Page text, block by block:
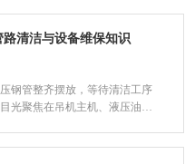
清洁与设备维保知识
钢管整齐摆放，等待清洁工序
光聚焦在吊机主机、液压油